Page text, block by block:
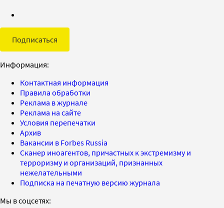
Подписаться
Информация:
Контактная информация
Правила обработки
Реклама в журнале
Реклама на сайте
Условия перепечатки
Архив
Вакансии в Forbes Russia
Сканер иноагентов, причастных к экстремизму и
терроризму и организаций, признанных
нежелательными
Подписка на печатную версию журнала
Мы в соцсетях: